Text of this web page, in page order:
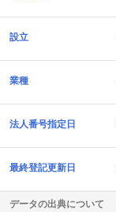
設立
業種
法人番号指定日
最終登記更新日
データの出典について